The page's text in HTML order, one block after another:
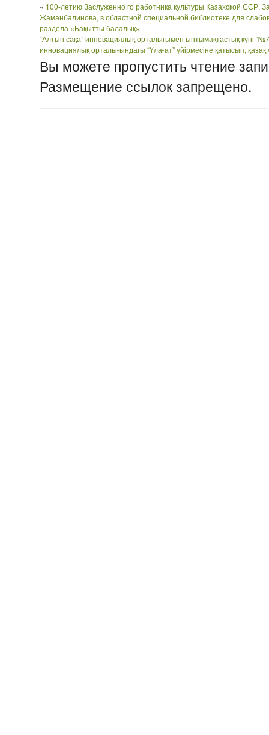
« 100-летию Заслуженно го работника культуры Казахской ССР,
Жаманбалинова, в областной специальной библиотеке для
раздела «Бақытты балалық»
“Алтын сақа” инновациялық орталығымен ынтымақтастық күні
инновациялық орталығындағы “Ұлағат” үйірмесіне қатысып,
Вы можете пропустить чтение
Размещение ссылок запрещено.